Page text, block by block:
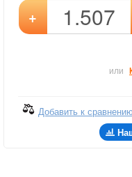
+
или
Добавить к